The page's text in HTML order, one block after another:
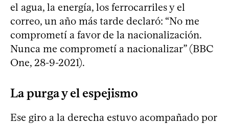
el agua, la energía, los ferrocarriles y el
correo, un año más tarde declaró: “No me
comprometí a favor de la nacionalización.
Nunca me comprometí a nacionalizar” (BBC
One, 28-9-2021).
La purga y el espejismo
Ese giro a la derecha estuvo acompañado por